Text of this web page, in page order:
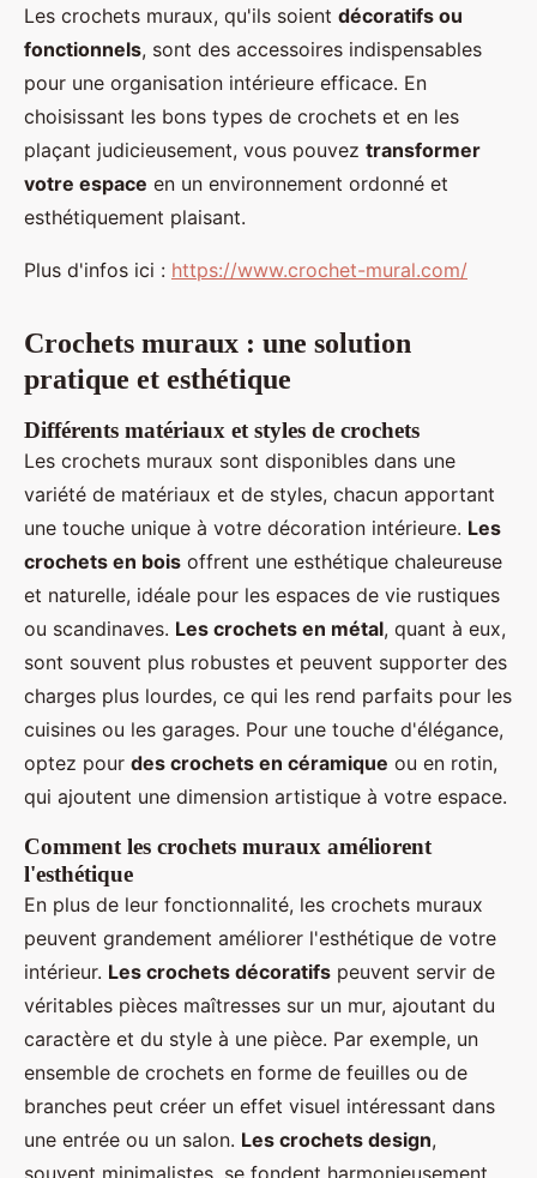
Les crochets muraux, qu'ils soient décoratifs ou
fonctionnels, sont des accessoires indispensables
pour une organisation intérieure efficace. En
choisissant les bons types de crochets et en les
plaçant judicieusement, vous pouvez transformer
votre espace en un environnement ordonné et
esthétiquement plaisant.
Plus d'infos ici : https://www.crochet-mural.com/
Crochets muraux : une solution
pratique et esthétique
Différents matériaux et styles de crochets
Les crochets muraux sont disponibles dans une
variété de matériaux et de styles, chacun apportant
une touche unique à votre décoration intérieure. Les
crochets en bois offrent une esthétique chaleureuse
et naturelle, idéale pour les espaces de vie rustiques
ou scandinaves. Les crochets en métal, quant à eux,
sont souvent plus robustes et peuvent supporter des
charges plus lourdes, ce qui les rend parfaits pour les
cuisines ou les garages. Pour une touche d'élégance,
optez pour des crochets en céramique ou en rotin,
qui ajoutent une dimension artistique à votre espace.
Comment les crochets muraux améliorent
l'esthétique
En plus de leur fonctionnalité, les crochets muraux
peuvent grandement améliorer l'esthétique de votre
intérieur. Les crochets décoratifs peuvent servir de
véritables pièces maîtresses sur un mur, ajoutant du
caractère et du style à une pièce. Par exemple, un
ensemble de crochets en forme de feuilles ou de
branches peut créer un effet visuel intéressant dans
une entrée ou un salon. Les crochets design,